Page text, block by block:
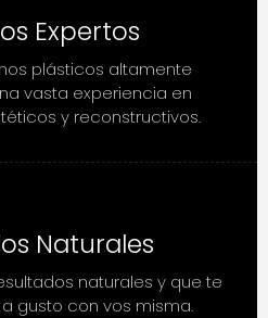
Expertos
plásticos altamente
vasta experiencia en
y reconstructivos.
Naturales
naturales y que te
gusto con vos misma.